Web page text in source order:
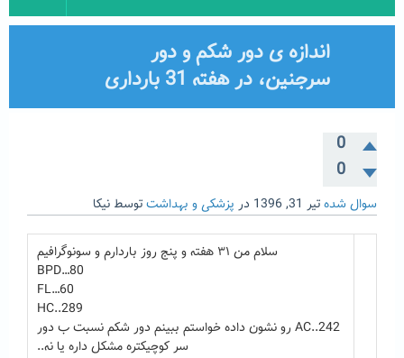
اندازه ی دور شکم و دور
سرجنین، در هفته 31 بارداری
0
0
سوال شدهتیر 31, 1396 در پزشکی و بهداشتتوسط نیکا
سلام من ۳۱ هفته و پنج روز باردارم و سونوگرافیم
BPD…80
FL…60
HC..289
AC..242 رو نشون داده خواستم ببینم دور شکم نسبت ب دور
سر کوچیکتره مشکل داره یا نه..